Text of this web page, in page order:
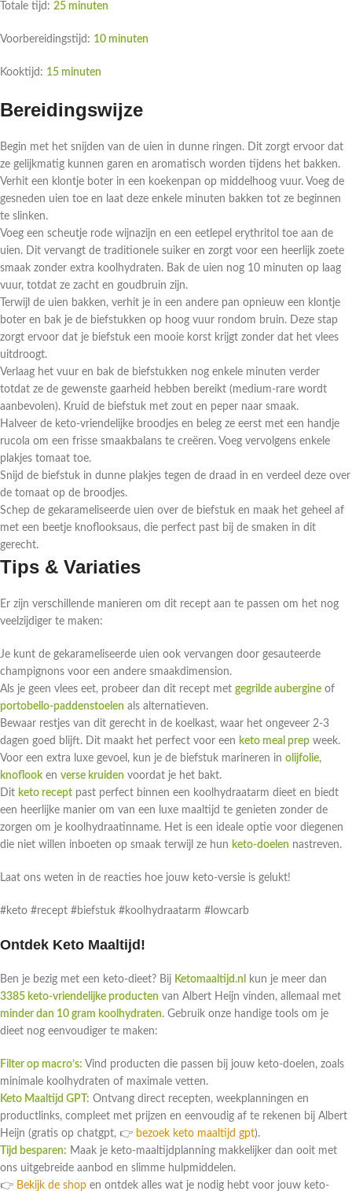
Totale tijd: 25 minuten
Voorbereidingstijd: 10 minuten
Kooktijd: 15 minuten
Bereidingswijze
Begin met het snijden van de uien in dunne ringen. Dit zorgt ervoor dat
ze gelijkmatig kunnen garen en aromatisch worden tijdens het bakken.
Verhit een klontje boter in een koekenpan op middelhoog vuur. Voeg de
gesneden uien toe en laat deze enkele minuten bakken tot ze beginnen
te slinken.
Voeg een scheutje rode wijnazijn en een eetlepel erythritol toe aan de
uien. Dit vervangt de traditionele suiker en zorgt voor een heerlijk zoete
smaak zonder extra koolhydraten. Bak de uien nog 10 minuten op laag
vuur, totdat ze zacht en goudbruin zijn.
Terwijl de uien bakken, verhit je in een andere pan opnieuw een klontje
boter en bak je de biefstukken op hoog vuur rondom bruin. Deze stap
zorgt ervoor dat je biefstuk een mooie korst krijgt zonder dat het vlees
uitdroogt.
Verlaag het vuur en bak de biefstukken nog enkele minuten verder
totdat ze de gewenste gaarheid hebben bereikt (medium-rare wordt
aanbevolen). Kruid de biefstuk met zout en peper naar smaak.
Halveer de keto-vriendelijke broodjes en beleg ze eerst met een handje
rucola om een frisse smaakbalans te creëren. Voeg vervolgens enkele
plakjes tomaat toe.
Snijd de biefstuk in dunne plakjes tegen de draad in en verdeel deze over
de tomaat op de broodjes.
Schep de gekarameliseerde uien over de biefstuk en maak het geheel af
met een beetje knoflooksaus, die perfect past bij de smaken in dit
gerecht.
Tips & Variaties
Er zijn verschillende manieren om dit recept aan te passen om het nog
veelzijdiger te maken:
Je kunt de gekarameliseerde uien ook vervangen door gesauteerde
champignons voor een andere smaakdimension.
Als je geen vlees eet, probeer dan dit recept met gegrilde aubergine of
portobello-paddenstoelen als alternatieven.
Bewaar restjes van dit gerecht in de koelkast, waar het ongeveer 2-3
dagen goed blijft. Dit maakt het perfect voor een keto meal prep week.
Voor een extra luxe gevoel, kun je de biefstuk marineren in olijfolie,
knoflook en verse kruiden voordat je het bakt.
Dit keto recept past perfect binnen een koolhydraatarm dieet en biedt
een heerlijke manier om van een luxe maaltijd te genieten zonder de
zorgen om je koolhydraatinname. Het is een ideale optie voor diegenen
die niet willen inboeten op smaak terwijl ze hun keto-doelen nastreven.
Laat ons weten in de reacties hoe jouw keto-versie is gelukt!
#keto #recept #biefstuk #koolhydraatarm #lowcarb
Ontdek Keto Maaltijd!
Ben je bezig met een keto-dieet? Bij Ketomaaltijd.nl
kun je meer dan
3385 keto-vriendelijke producten van Albert Heijn vinden, allemaal met
minder dan 10 gram koolhydraten. Gebruik onze handige tools om je
dieet nog eenvoudiger te maken:
Filter op macro’s: Vind producten die passen bij jouw keto-doelen, zoals
minimale koolhydraten of maximale vetten.
Keto Maaltijd GPT: Ontvang direct recepten, weekplanningen en
productlinks, compleet met prijzen en eenvoudig af te rekenen bij Albert
Heijn (gratis op chatgpt, 👉 bezoek keto maaltijd gpt).
Tijd besparen: Maak je keto-maaltijdplanning makkelijker dan ooit met
ons uitgebreide aanbod en slimme hulpmiddelen.
👉 Bekijk de shop en ontdek alles wat je nodig hebt voor jouw keto-